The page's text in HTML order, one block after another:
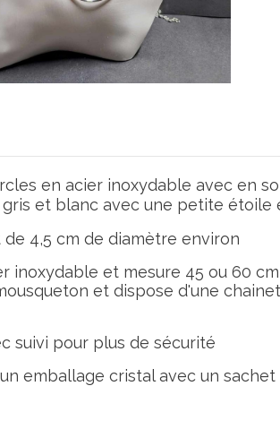
en acier inoxydable avec en
et blanc avec une petite étoile
4,5 cm de diamètre environ
inoxydable et mesure 45 ou 60
et dispose d'une
suivi pour plus de sécurité
emballage cristal avec un